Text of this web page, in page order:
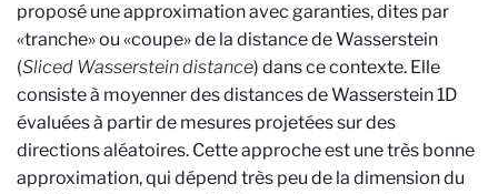
proposé une approximation avec garanties, dites par
«tranche»ou «coupe»de la distance de Wasserstein
(Sliced Wasserstein distance) dans ce contexte. Elle
consiste à moyenner des distances de Wasserstein 1D
évaluées à partir de mesures projetées sur des
directions aléatoires. Cette approche est une très bonne
approximation,qui dépend très peu de la dimension du